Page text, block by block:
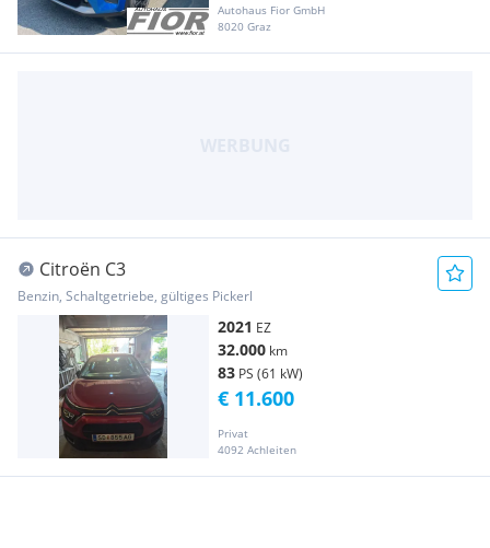
Autohaus Fior GmbH
8020 Graz
Citroën C3
Benzin, Schaltgetriebe, gültiges Pickerl
2021 EZ
32.000 km
83 PS (61 kW)
Privat
4092 Achleiten
€ 11.600